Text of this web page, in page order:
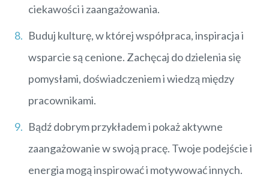
ciekawości i zaangażowania.
Buduj kulturę, w której współpraca, inspiracja i
wsparcie są cenione. Zachęcaj do dzielenia się
pomysłami, doświadczeniem i wiedzą między
pracownikami.
Bądź dobrym przykładem i pokaż aktywne
zaangażowanie w swoją pracę. Twoje podejście i
energia mogą inspirować i motywować innych.